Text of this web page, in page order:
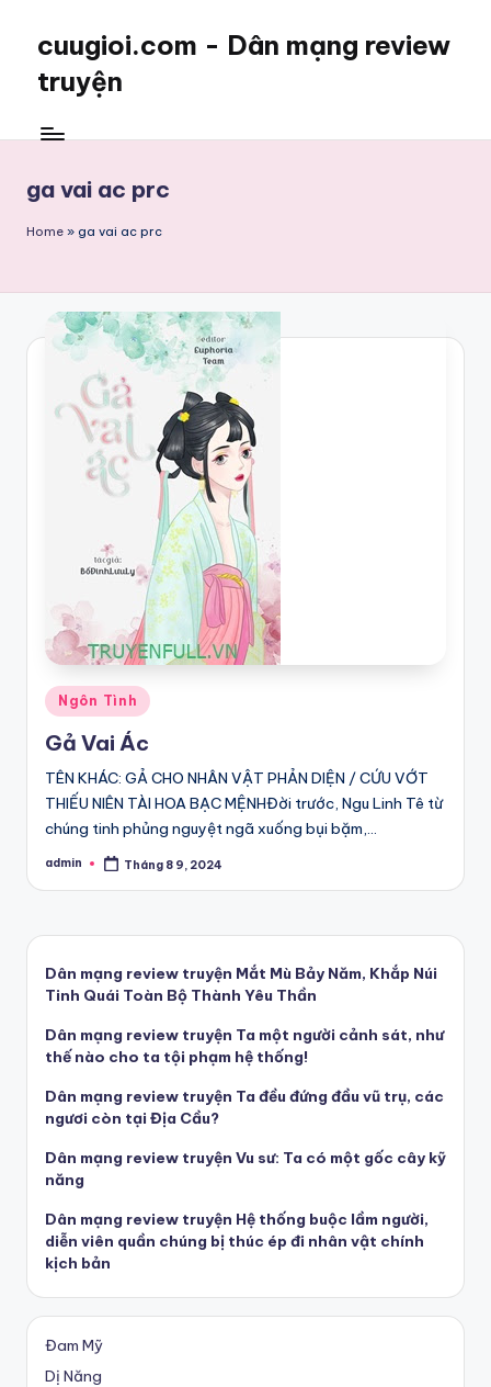
cuugioi.com - Dân mạng review
truyện
ga vai ac prc
Home » ga vai ac prc
Posted
in
Ngôn Tình
Gả Vai Ác
TÊN KHÁC: GẢ CHO NHÂN VẬT PHẢN DIỆN / CỨU VỚT
THIẾU NIÊN TÀI HOA BẠC MỆNHĐời trước, Ngu Linh Tê từ
chúng tinh phủng nguyệt ngã xuống bụi bặm,…
Posted
admin Tháng 8 9, 2024
Dân mạng review truyện Mắt Mù Bảy Năm, Khắp Núi
Tinh Quái Toàn Bộ Thành Yêu Thần
Dân mạng review truyện Ta một người cảnh sát, như
thế nào cho ta tội phạm hệ thống!
Dân mạng review truyện Ta đều đứng đầu vũ trụ, các
ngươi còn tại Địa Cầu?
Dân mạng review truyện Vu sư: Ta có một gốc cây kỹ
năng
Dân mạng review truyện Hệ thống buộc lầm người,
diễn viên quần chúng bị thúc ép đi nhân vật chính
kịch bản
Đam Mỹ
Dị Năng